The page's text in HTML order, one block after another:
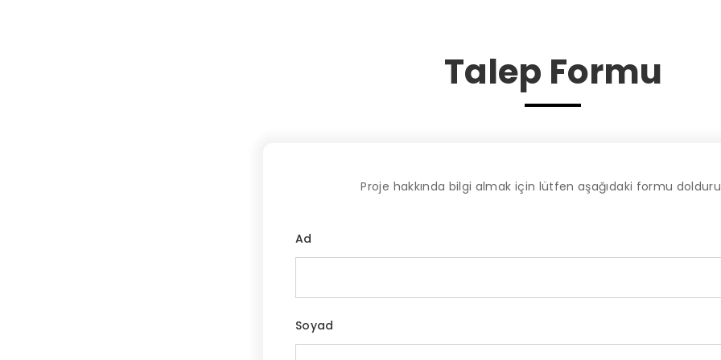
Talep Formu
Proje hakkında bilgi almak için lütfen aşağıdaki formu
Ad
Soyad